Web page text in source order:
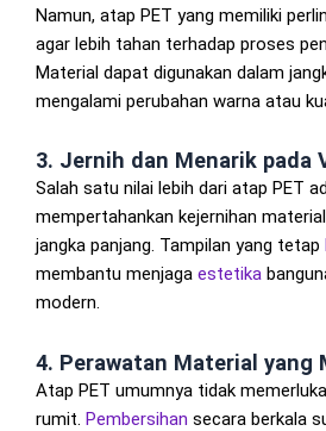
Namun, atap PET yang memiliki
agar lebih tahan terhadap proses
Material dapat digunakan dalam
mengalami perubahan warna atau
3. Jernih dan Menarik pada
Salah satu nilai lebih dari atap PET
mempertahankan kejernihan
jangka panjang. Tampilan yang tetap
membantu menjaga estetika
modern.
4. Perawatan Material yang
Atap PET umumnya tidak
rumit. Pembersihan secara berkala